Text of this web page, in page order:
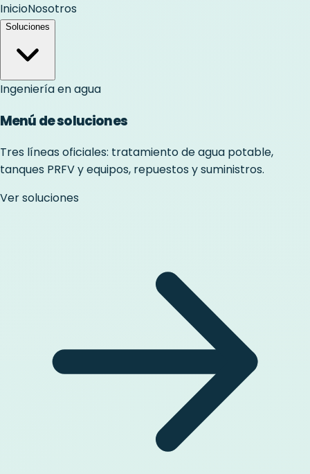
InicioNosotros
Soluciones
Ingeniería en agua
Menú de soluciones
Tres líneas oficiales: tratamiento de agua potable,
tanques PRFV y equipos, repuestos y suministros.
Ver soluciones